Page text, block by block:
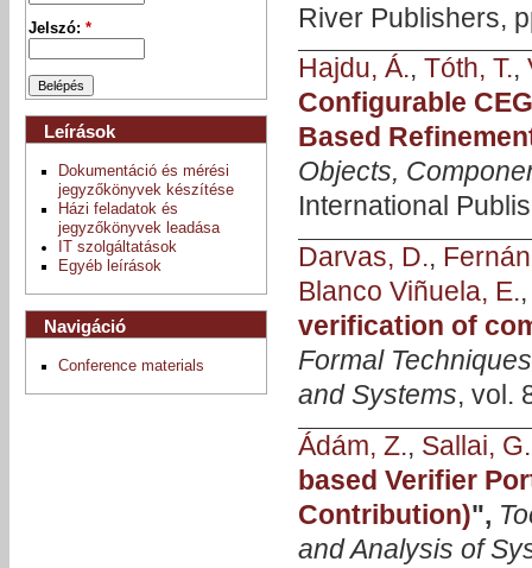
River Publishers,
Hajdu, Á., Tóth, T.,
Configurable
Based
Objects,
International
Darvas, D.,
Blanco Viñuela, E.
verification of
Formal
and Systems, vol.
Ádám, Z., Sallai, G.
based Verifier
Contribution)",
and Analysis of
Jelszó:*
Leírások
Dokumentáció és mérési
jegyzőkönyvek készítése
Házi feladatok és
jegyzőkönyvek leadása
IT szolgáltatások
Egyéb leírások
Navigáció
Conference materials